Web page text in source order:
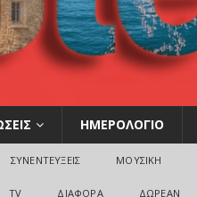
ΗΜΕΡΟΛΟΓΙΟ
ΣΥΝΕΝΤΕΥΞΕΙΣ ΜΟΥΣΙΚΗ
TV ΔΙΑΦΟΡΑ ΔΩΡΕΑΝ